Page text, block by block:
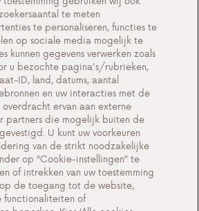
te meten
te personaliseren, functies te
op sociale media mogelijk te
kunnen gegevens verwerken zoals
u bezochte pagina's/rubrieken,
ID, land, datums, aantal
en uw interacties met de
overdracht ervan aan externe
partners die mogelijk buiten de
U kunt uw voorkeuren
van de strikt noodzakelijke
op “Cookie-instellingen” te
of intrekken van uw toestemming
de toegang tot de website,
functionaliteiten of